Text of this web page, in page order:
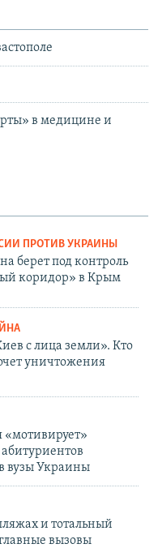
в медицине и
ПРОТИВ УКРАИНЫ
берет под контроль
коридор» в Крым
с лица земли». Кто
уничтожения
«мотивирует»
вузы Украины
и тотальный
вызовы